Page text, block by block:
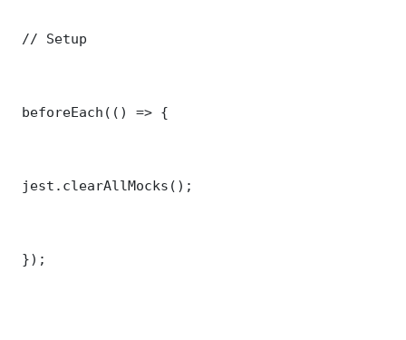
// Setup
beforeEach(() => {
jest.clearAllMocks();
});